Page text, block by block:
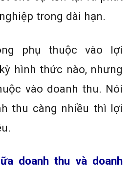
trong dài hạn.
phụ thuộc vào lợi
hình thức nào, nhưng
vào doanh thu. Nói
thu càng nhiều thì lợi
doanh thu và doanh